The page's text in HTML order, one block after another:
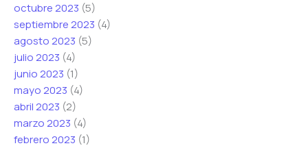
octubre 2023 (5)
septiembre 2023 (4)
agosto 2023 (5)
julio 2023 (4)
junio 2023 (1)
mayo 2023 (4)
abril 2023 (2)
marzo 2023 (4)
febrero 2023 (1)